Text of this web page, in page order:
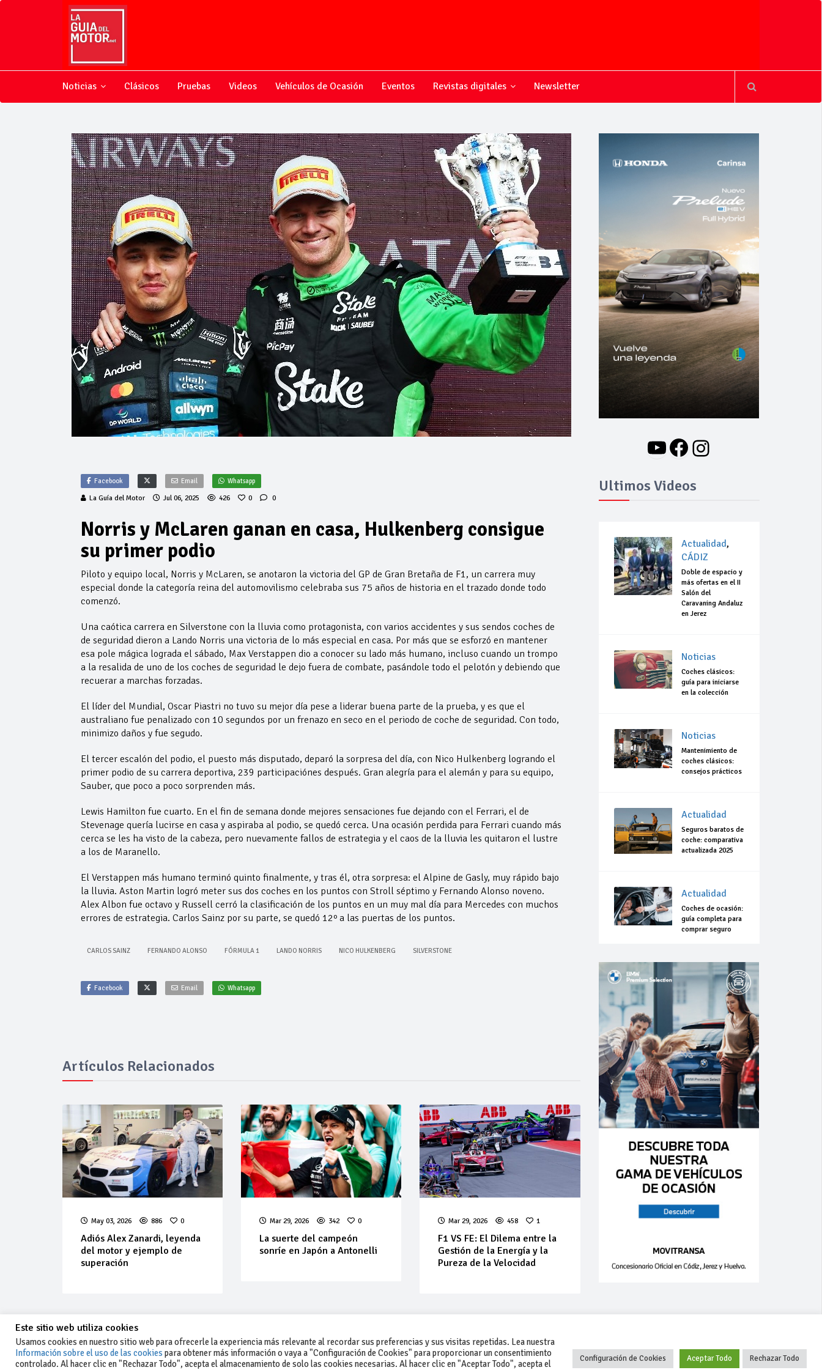
Noticias Clásicos Pruebas Videos Vehículos de Ocasión Eventos Revistas digitales Newsletter
Facebook Email Whatsapp
La Guía del Motor Jul 06, 2025 426 0 0
Norris y McLaren ganan en casa, Hulkenberg consigue
su primer podio
Piloto y equipo local, Norris y McLaren, se anotaron la victoria del GP de Gran Bretaña de F1, un carrera muy
especial donde la categoría reina del automovilismo celebraba sus 75 años de historia en el trazado donde todo
comenzó.
Una caótica carrera en Silverstone con la lluvia como protagonista, con varios accidentes y sus sendos coches de
de seguridad dieron a Lando Norris una victoria de lo más especial en casa. Por más que se esforzó en mantener
esa pole mágica lograda el sábado, Max Verstappen dio a conocer su lado más humano, incluso cuando un trompo
a la resalida de uno de los coches de seguridad le dejo fuera de combate, pasándole todo el pelotón y debiendo que
recuerar a marchas forzadas.
El líder del Mundial, Oscar Piastri no tuvo su mejor día pese a liderar buena parte de la prueba, y es que el
australiano fue penalizado con 10 segundos por un frenazo en seco en el periodo de coche de seguridad. Con todo,
minimizo daños y fue segudo.
El tercer escalón del podio, el puesto más disputado, deparó la sorpresa del día, con Nico Hulkenberg logrando el
primer podio de su carrera deportiva, 239 participaciónes después. Gran alegría para el alemán y para su equipo,
Sauber, que poco a poco sorprenden más.
Lewis Hamilton fue cuarto. En el fin de semana donde mejores sensaciones fue dejando con el Ferrari, el de
Stevenage quería lucirse en casa y aspiraba al podio, se quedó cerca. Una ocasión perdida para Ferrari cuando más
cerca se les ha visto de la cabeza, pero nuevamente fallos de estrategia y el caos de la lluvia les quitaron el lustre
a los de Maranello.
El Verstappen más humano terminó quinto finalmente, y tras él, otra sorpresa: el Alpine de Gasly, muy rápido bajo
la lluvia. Aston Martin logró meter sus dos coches en los puntos con Stroll séptimo y Fernando Alonso noveno.
Alex Albon fue octavo y Russell cerró la clasificación de los puntos en un muy mal día para Mercedes con muchos
errores de estrategia. Carlos Sainz por su parte, se quedó 12º a las puertas de los puntos.
CARLOS SAINZ FERNANDO ALONSO FÓRMULA 1 LANDO NORRIS NICO HULKENBERG SILVERSTONE
Facebook Email Whatsapp
Artículos Relacionados
May 03, 2026 886 0
Adiós Alex Zanardi, leyenda
del motor y ejemplo de
superación
Mar 29, 2026 342 0
La suerte del campeón
sonríe en Japón a Antonelli
Mar 29, 2026 458 1
F1 VS FE: El Dilema entre la
Gestión de la Energía y la
Pureza de la Velocidad
YouTube
Facebook
Instagram
Ultimos Videos
Actualidad,
CÁDIZ
Doble de espacio y
más ofertas en el II
Salón del
Caravaning Andaluz
en Jerez
Noticias
Coches clásicos:
guía para iniciarse
en la colección
Noticias
Mantenimiento de
coches clásicos:
consejos prácticos
Actualidad
Seguros baratos de
coche: comparativa
actualizada 2025
Actualidad
Coches de ocasión:
guía completa para
comprar seguro
-Aviso legal y condiciones generales -Contacto +34 627 35 00 36
Este sitio web utiliza cookies
Usamos cookies en nuestro sitio web para ofrecerle la experiencia más relevante al recordar sus preferencias y sus visitas repetidas. Lea nuestra
Información sobre el uso de las cookies para obtener más información o vaya a "Configuración de Cookies" para proporcionar un consentimiento
controlado. Al hacer clic en "Rechazar Todo", acepta el almacenamiento de solo las cookies necesarias. Al hacer clic en "Aceptar Todo", acepta el
Configuración de Cookies Aceptar Todo Rechazar Todo